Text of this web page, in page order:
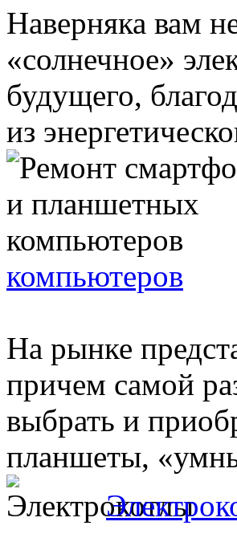
Наверняка вам
«солнечное»
будущего,
из
компьютеров
На рынке
причем самой
выбрать и
планшеты,